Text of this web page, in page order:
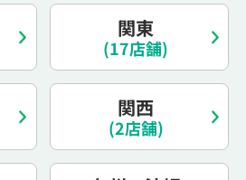
関東
(17店舗)
関西
(2店舗)